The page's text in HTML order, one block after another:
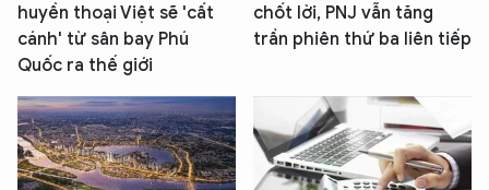
huyền thoại Việt sẽ 'cất
cánh' từ sân bay Phú
Quốc ra thế giới
chốt lời, PNJ vẫn tăng
trần phiên thứ ba liên tiếp